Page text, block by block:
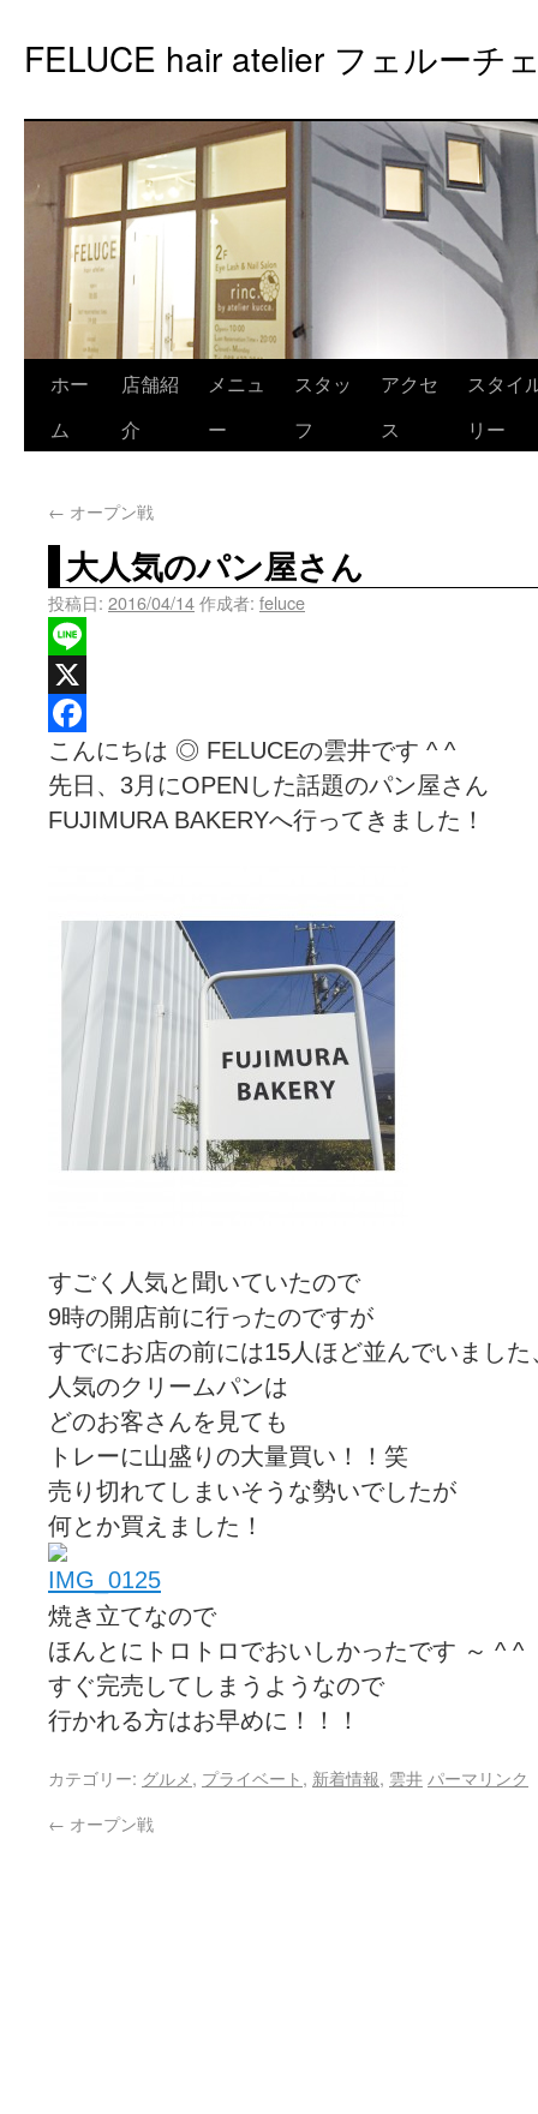
FELUCE hair atelier フェルーチ
ホー
ム
店舗紹
介
メニュ
ー
スタッ
フ
アクセ
ス
スタイ
リー
← オープン戦
大人気のパン屋さん
投稿日: 2016/04/14作成者: feluce
Line
X
Facebook
こんにちは ◎ FELUCEの雲井です ^ ^
先日、3月にOPENした話題のパン屋さん
FUJIMURA BAKERYへ行ってきました！
すごく人気と聞いていたので
9時の開店前に行ったのですが
すでにお店の前には15人ほど並んでいまし
人気のクリームパンは
どのお客さんを見ても
トレーに山盛りの大量買い！！笑
売り切れてしまいそうな勢いでしたが
何とか買えました！
焼き立てなので
ほんとにトロトロでおいしかったです ～ ^ ^
すぐ完売してしまうようなので
行かれる方はお早めに！！！
カテゴリー: グルメ, プライベート, 新着情報, 雲井 パーマリンク
← オープン戦